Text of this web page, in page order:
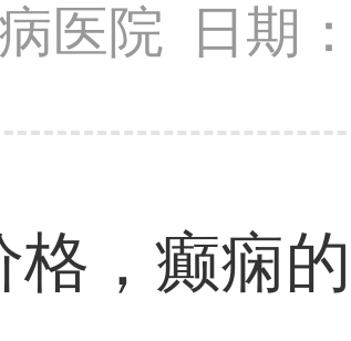
医院 日期
，癫痫的